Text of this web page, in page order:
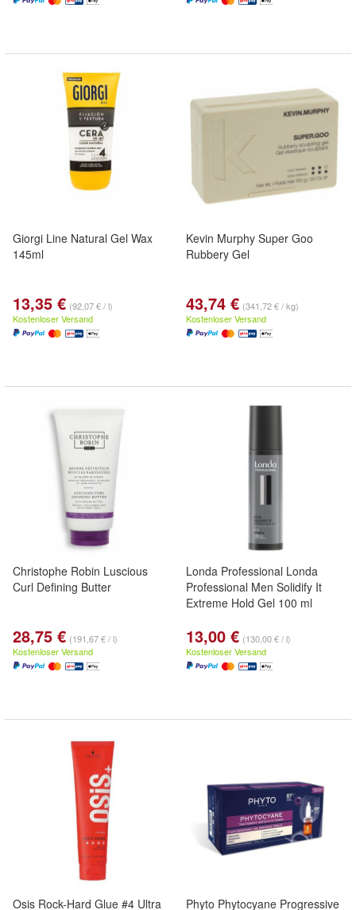
Giorgi Line Natural Gel Wax
145ml
13,35 € (92,07 € / l)
Kostenloser Versand
Kevin Murphy Super Goo
Rubbery Gel
43,74 € (341,72 € / kg)
Kostenloser Versand
Christophe Robin Luscious
Curl Defining Butter
28,75 € (191,67 € / l)
Kostenloser Versand
Londa Professional Londa
Professional Men Solidify It
Extreme Hold Gel 100 ml
13,00 € (130,00 € / l)
Kostenloser Versand
Osis Rock-Hard Glue #4 Ultra
Phyto Phytocyane Progressive